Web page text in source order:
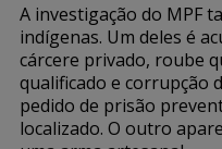
A investigação do MPF
indígenas. Um deles é
cárcere privado, roube
qualificado e corrupção
pedido de prisão
localizado. O outro